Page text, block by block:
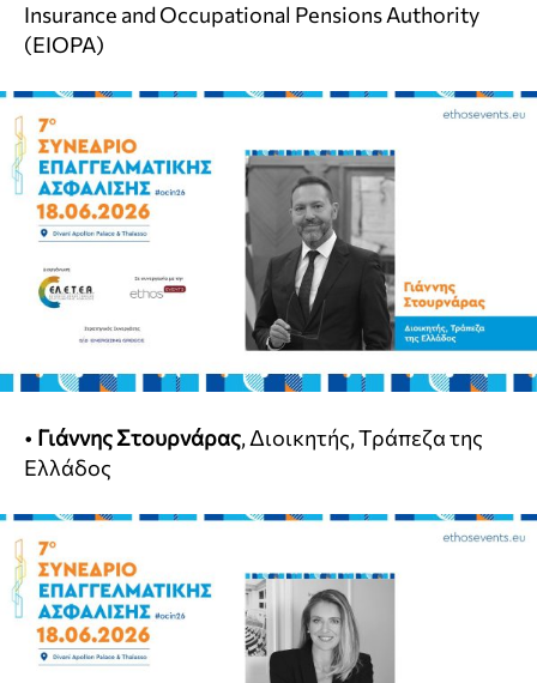
Insurance and Occupational Pensions Authority
(EIOPA)
• Γιάννης Στουρνάρας, Διοικητής, Τράπεζα της
Ελλάδος